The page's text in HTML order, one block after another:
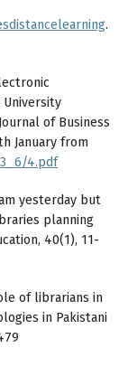
.
University
of Business
January from
4.pdf
yesterday but
planning
40(1), 11-
of librarians in
in Pakistani